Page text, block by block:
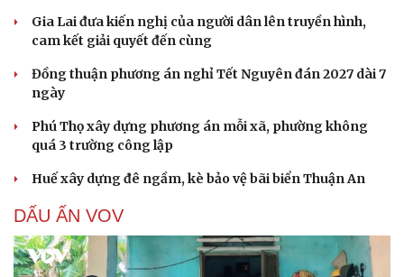
Săn Tour
check-in
Podcast
Đọc truyện đêm khuya
Hạt giống tâm hồn
Gia Lai đưa kiến nghị của người dân lên truyền hình,
cam kết giải quyết đến cùng
Đồng thuận phương án nghỉ Tết Nguyên đán 2027 dài 7
ngày
Phú Thọ xây dựng phương án mỗi xã, phường không
quá 3 trường công lập
Huế xây dựng đê ngầm, kè bảo vệ bãi biển Thuận An
DẤU ẤN VOV